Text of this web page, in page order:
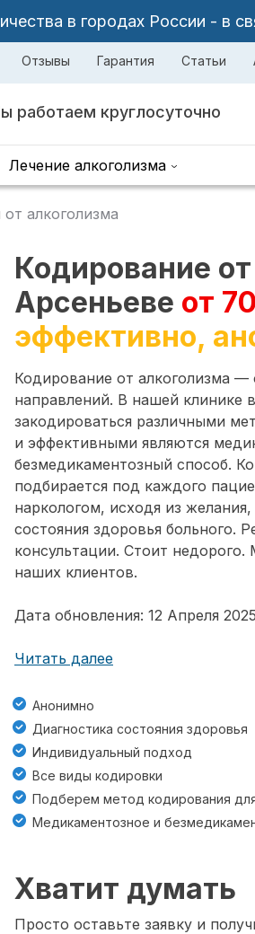
в городах России - в
Отзывы Гарантия Статьи
работаем круглосуточно
Лечение алкоголизма
алкоголизма
Кодирование
Арсеньеве от
эффективно,
Кодирование от алкоголизма
направлений. В нашей клинике
закодироваться различными
и эффективными являются
безмедикаментозный способ.
подбирается под каждого
наркологом, исходя из
состояния здоровья больного.
консультации. Стоит
наших клиентов.
Дата обновления: 12 Апреля 2025
Читать далее
Анонимно
Диагностика состояния здоровья
Индивидуальный подход
Все виды кодировки
Подберем метод кодирования
Медикаментозное и
Хватит думать
Просто оставьте заявку и